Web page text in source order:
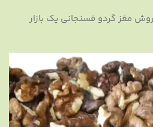
مغز گردو فسنجانی یک بازار